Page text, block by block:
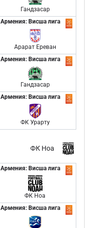
Гандзасар
Армения: Висша лига
Арарат Ереван
Армения: Висша лига
Гандзасар
Армения: Висша лига
ФК Урарту
ФК Ноа
Армения: Висша лига
ФК Ноа
Армения: Висша лига